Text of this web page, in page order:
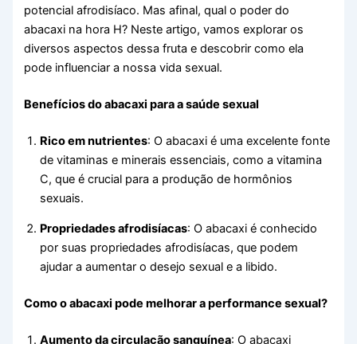
potencial afrodisíaco. Mas afinal, qual o poder do
abacaxi na hora H? Neste artigo, vamos explorar os
diversos aspectos dessa fruta e descobrir como ela
pode influenciar a nossa vida sexual.
Benefícios do abacaxi para a saúde sexual
Rico em nutrientes: O abacaxi é uma excelente fonte
de vitaminas e minerais essenciais, como a vitamina
C, que é crucial para a produção de hormônios
sexuais.
Propriedades afrodisíacas: O abacaxi é conhecido
por suas propriedades afrodisíacas, que podem
ajudar a aumentar o desejo sexual e a libido.
Como o abacaxi pode melhorar a performance sexual?
Aumento da circulação sanguínea: O abacaxi